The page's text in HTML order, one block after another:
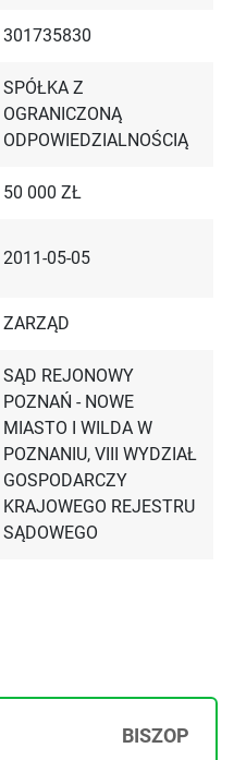
301735830
SPÓŁKA Z
OGRANICZONĄ
ODPOWIEDZIALNOŚCIĄ
50 000 ZŁ
2011-05-05
ZARZĄD
SĄD REJONOWY
POZNAŃ - NOWE
MIASTO I WILDA W
POZNANIU, VIII WYDZIAŁ
GOSPODARCZY
KRAJOWEGO REJESTRU
SĄDOWEGO
BISZOP